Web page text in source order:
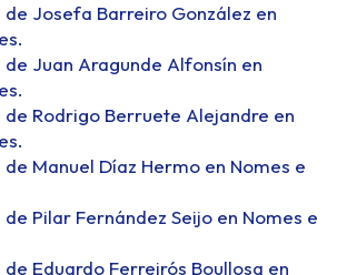
de Josefa Barreiro González en
Juan Aragunde Alfonsín en
de Rodrigo Berruete Alejandre en
Manuel Díaz Hermo en Nomes e
Pilar Fernández Seijo en Nomes e
Eduardo Ferreirós Boullosa en